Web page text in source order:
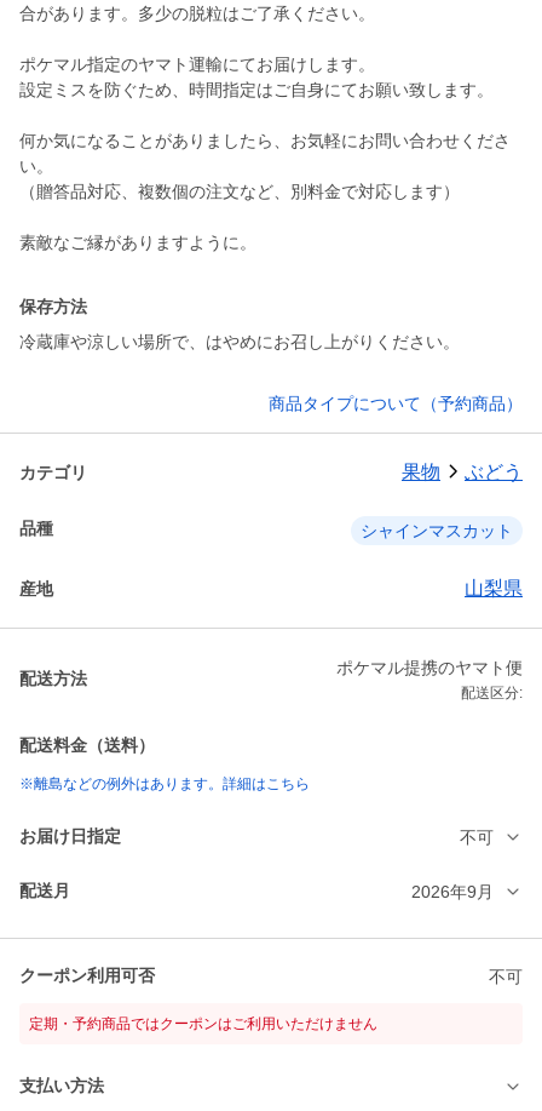
合があります。多少の脱粒はご了承ください。
ポケマル指定のヤマト運輸にてお届けします。
設定ミスを防ぐため、時間指定はご自身にてお願い致します。
何か気になることがありましたら、お気軽にお問い合わせくださ
い。
（贈答品対応、複数個の注文など、別料金で対応します）
素敵なご縁がありますように。
保存方法
冷蔵庫や涼しい場所で、はやめにお召し上がりください。
商品タイプについて（予約商品）
カテゴリ 果物 ぶどう
品種 シャインマスカット
産地 山梨県
配送方法
ポケマル提携のヤマト便
配送区分:
配送料金（送料）
※離島などの例外はあります。詳細はこちら
お届け日指定 不可
配送月 2026年9月
クーポン利用可否 不可
定期・予約商品ではクーポンはご利用いただけません
支払い方法